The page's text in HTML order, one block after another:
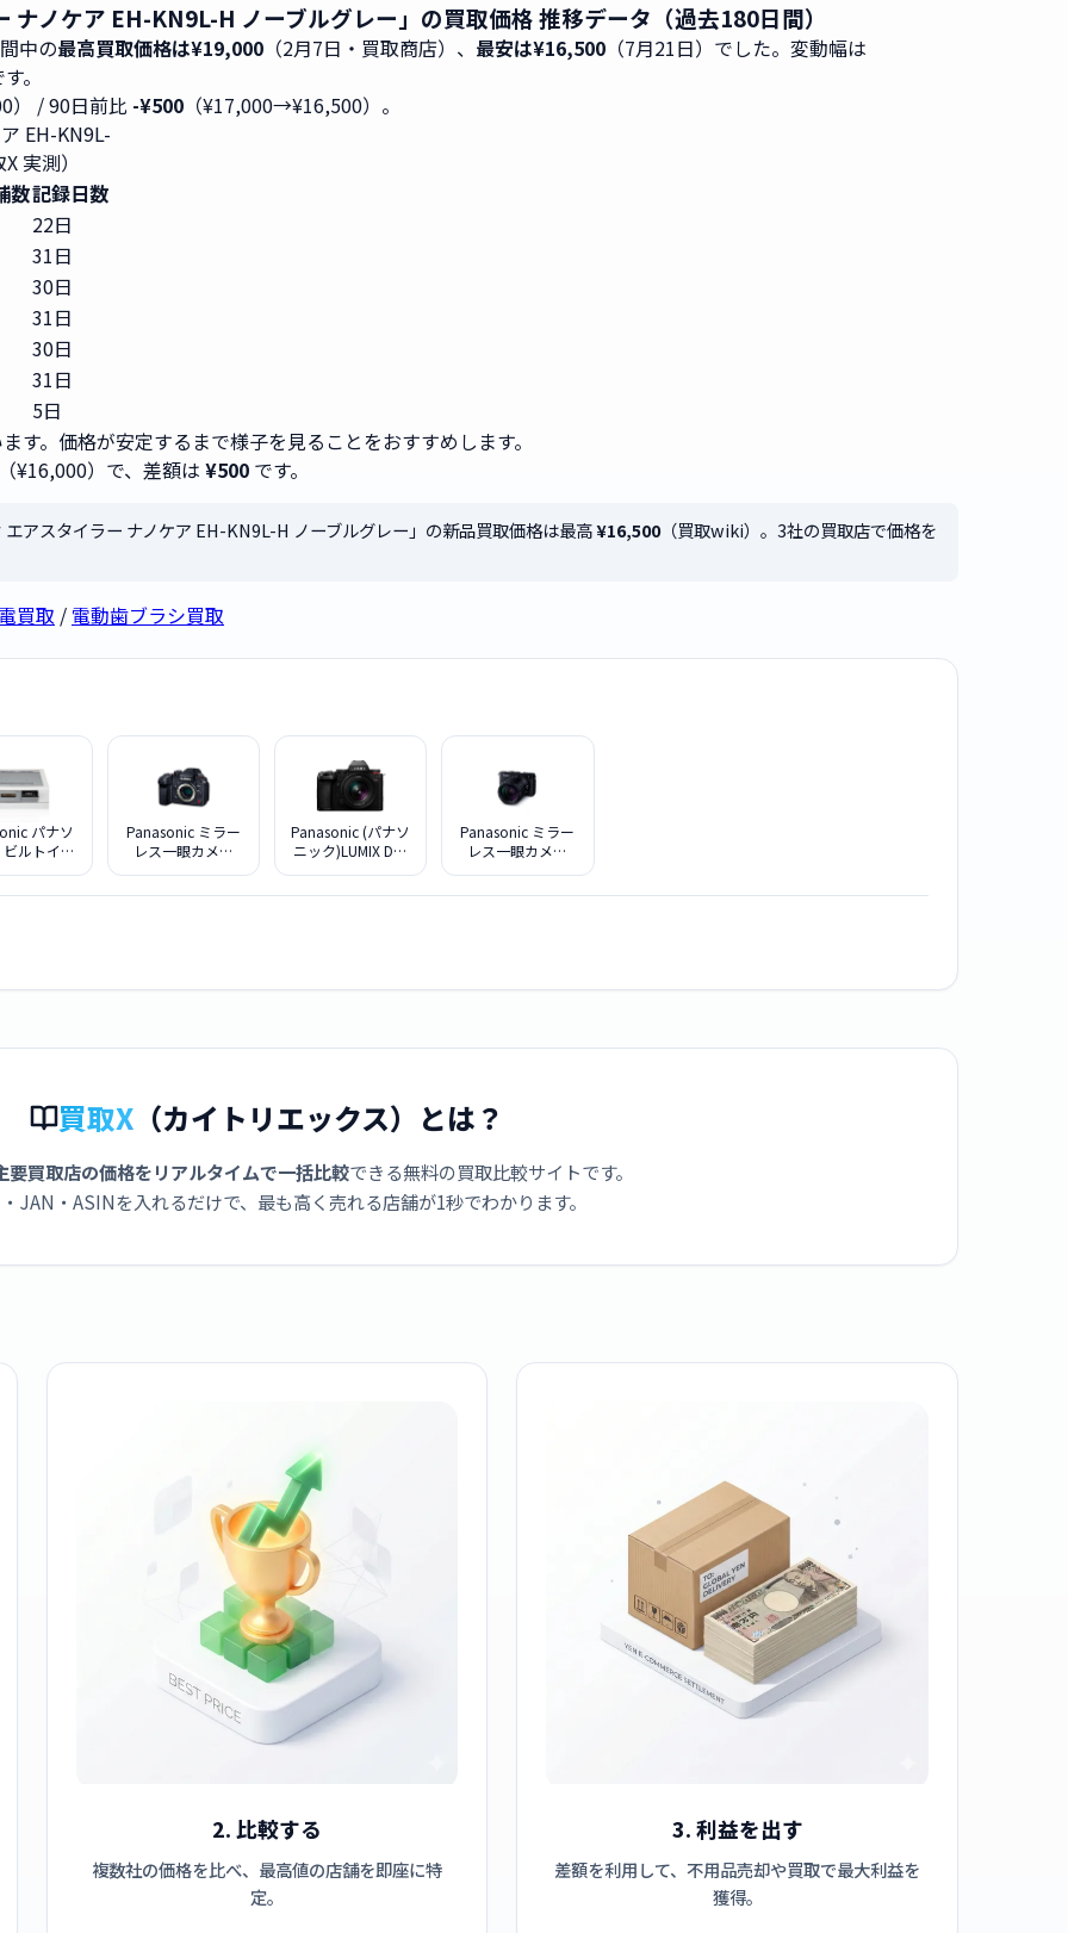
ノケア EH-KN9L-H ノーブルグレー」の買取価格 推移データ（過去180日間）
中の最高買取価格は¥19,000 （2月7日・買取商店）、 最安は¥16,500 （7月21日）でした。変動幅は
。
） / 90日前比 -¥500 （¥17,000→¥16,500）。
EH-KN9L-
実測）
数記録日数
22日
31日
30日
31日
30日
31日
5日
す。価格が安定するまで様子を見ることをおすすめします。
¥16,000）で、差額は ¥500 です。
アスタイラー ナノケア EH-KN9L-H ノーブルグレー」の新品買取価格は最高¥16,500（買取wiki）。3社の買取店で価格を
買取 / 電動歯ブラシ買取
パナソ
ルトイン
Panasonic ミラー
レス一眼カメラ
Panasonic (パナソ
ニック)LUMIX DC-
Panasonic ミラー
レス一眼カメラ
買取X （カイトリエックス）とは？
要買取店の価格をリアルタイムで一括比較できる無料の買取比較サイトです。
JAN・ASINを入れるだけで、最も高く売れる店舗が1秒でわかります。
2. 比較する
複数社の価格を比べ、最高値の店舗を即座に特
定。
3. 利益を出す
差額を利用して、不用品売却や買取で最大利益を
獲得。